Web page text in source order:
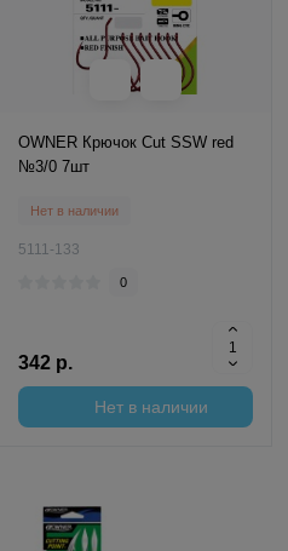
OWNER Крючок Cut SSW red
№3/0 7шт
Нет в наличии
5111-133
0
342 р.
Нет в наличии